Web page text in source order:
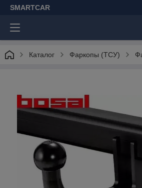
SMARTCAR
Каталог Фаркопы (ТСУ)